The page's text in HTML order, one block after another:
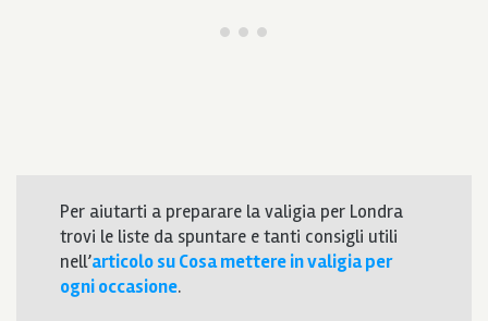
Per aiutarti a preparare la valigia per Londra
trovi le liste da spuntare e tanti consigli utili
nell’articolo su Cosa mettere in valigia per
ogni occasione.